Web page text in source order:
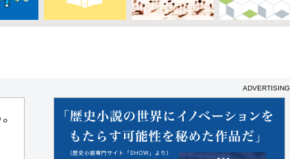
ADVERTISING